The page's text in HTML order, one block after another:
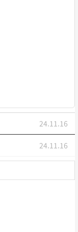
24.11.16
24.11.16